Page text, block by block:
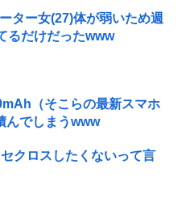
ター女(27)体が弱いため週
るだけだったwww
（そこらの最新スマホ
んでしまうwww
クロスしたくないって言